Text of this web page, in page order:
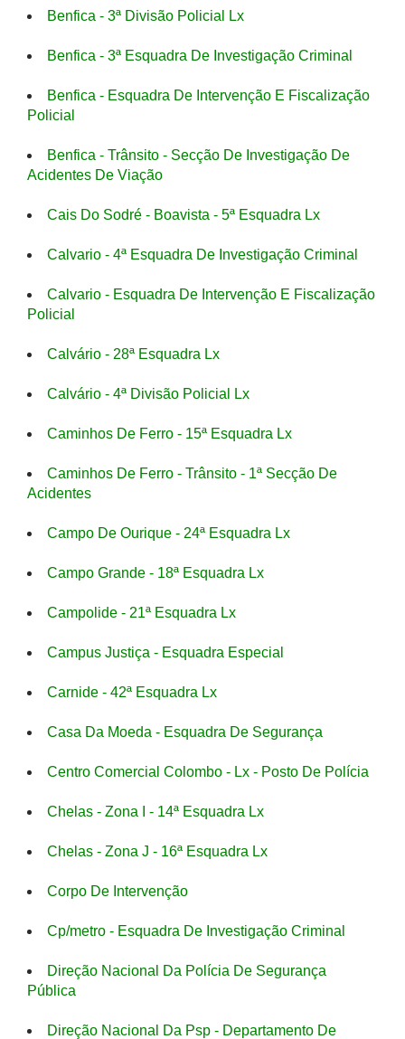
Benfica - 3ª Divisão Policial Lx
Benfica - 3ª Esquadra De Investigação Criminal
Benfica - Esquadra De Intervenção E Fiscalização
Policial
Benfica - Trânsito - Secção De Investigação De
Acidentes De Viação
Cais Do Sodré - Boavista - 5ª Esquadra Lx
Calvario - 4ª Esquadra De Investigação Criminal
Calvario - Esquadra De Intervenção E Fiscalização
Policial
Calvário - 28ª Esquadra Lx
Calvário - 4ª Divisão Policial Lx
Caminhos De Ferro - 15ª Esquadra Lx
Caminhos De Ferro - Trânsito - 1ª Secção De
Acidentes
Campo De Ourique - 24ª Esquadra Lx
Campo Grande - 18ª Esquadra Lx
Campolide - 21ª Esquadra Lx
Campus Justiça - Esquadra Especial
Carnide - 42ª Esquadra Lx
Casa Da Moeda - Esquadra De Segurança
Centro Comercial Colombo - Lx - Posto De Polícia
Chelas - Zona I - 14ª Esquadra Lx
Chelas - Zona J - 16ª Esquadra Lx
Corpo De Intervenção
Cp/metro - Esquadra De Investigação Criminal
Direção Nacional Da Polícia De Segurança
Pública
Direção Nacional Da Psp - Departamento De